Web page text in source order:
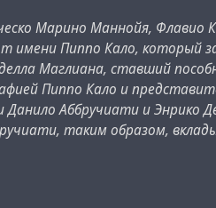
Марино Маннойя,
имени Пиппо Кало, который
Маглиана, ставший
Пиппо Кало и
Аббручиати и Энрико
таким образом,